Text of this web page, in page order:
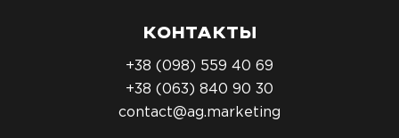
КОНТАКТЫ
+38 (098) 559 40 69
+38 (063) 840 90 30
contact@ag.marketing